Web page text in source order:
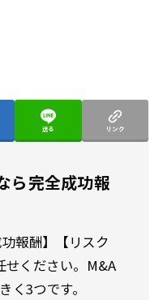
送る リンク
ら完全成功報
報酬】【リスク
せください。M&A
く3つです。